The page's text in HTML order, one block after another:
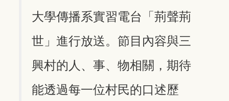
大學傳播系實習電台「荊聲荊
世」進行放送。節目內容與三
興村的人、事、物相關，期待
能透過每一位村民的口述歷